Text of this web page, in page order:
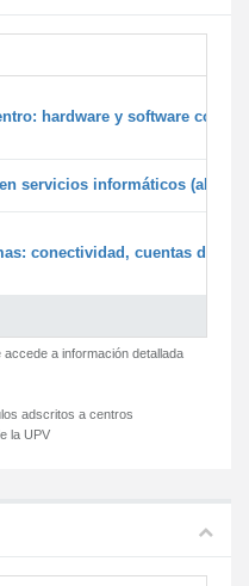
hardware y software
servicios informáticos
conectividad, cuentas de
a información detallada
adscritos a centros
la UPV